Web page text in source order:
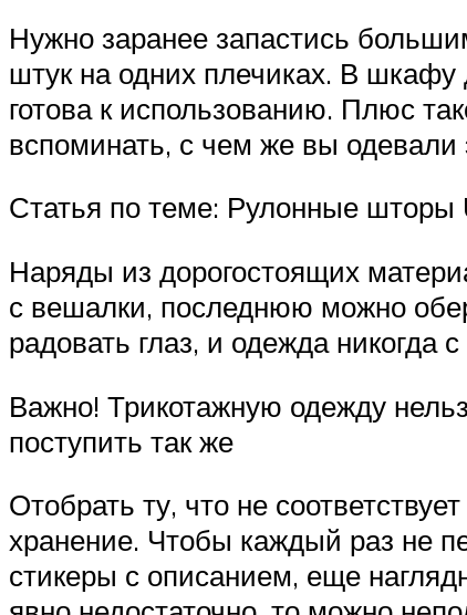
Нужно заранее запастись
штук на одних плечиках. В шкафу
готова к использованию. Плюс
вспоминать, с чем же вы
Статья по теме: Рулонные шторы
Наряды из дорогостоящих
с вешалки, последнюю можно
радовать глаз, и одежда никогда
Важно! Трикотажную одежду
поступить так же
Отобрать ту, что не
хранение. Чтобы каждый раз не
стикеры с описанием, еще